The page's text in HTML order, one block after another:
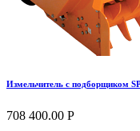
Измельчитель с подборщиком
708 400.00 Р